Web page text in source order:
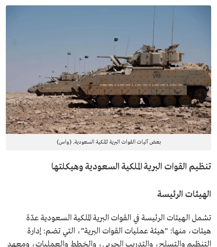
بعض آليات القوات البرية الملكية السعودية. (واس)
تنظيم القوات البرية الملكية السعودية وهيكلتها
الهيئات الرئيسة
تشمل الهيئات الرئيسة في القوات البرية الملكية السعودية عدّة
هيئات، منها: "هيئة عمليات القوات البرية"، التي تضم: إدارة
التنظيم والتسلح، والتدريب الحربي، والخطط والعمليات، ومعهد